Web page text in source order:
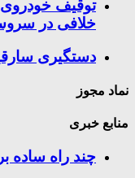
خلافی در
دستگیری
نماد مجوز
منابع خبری
چند راه‌ ساده